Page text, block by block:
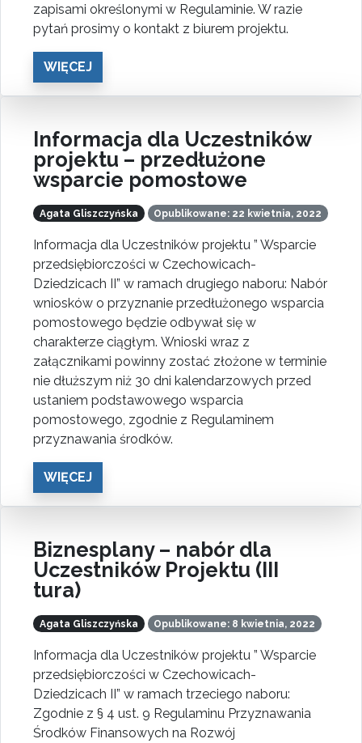
zapisami określonymi w Regulaminie. W razie
pytań prosimy o kontakt z biurem projektu.
WIĘCEJ
Informacja dla Uczestników
projektu – przedłużone
wsparcie pomostowe
Agata Gliszczyńska Opublikowane: 22 kwietnia, 2022
Informacja dla Uczestników projektu ” Wsparcie
przedsiębiorczości w Czechowicach-
Dziedzicach II” w ramach drugiego naboru: Nabór
wniosków o przyznanie przedłużonego wsparcia
pomostowego będzie odbywał się w
charakterze ciągłym. Wnioski wraz z
załącznikami powinny zostać złożone w terminie
nie dłuższym niż 30 dni kalendarzowych przed
ustaniem podstawowego wsparcia
pomostowego, zgodnie z Regulaminem
przyznawania środków.
WIĘCEJ
Biznesplany – nabór dla
Uczestników Projektu (III
tura)
Agata Gliszczyńska Opublikowane: 8 kwietnia, 2022
Informacja dla Uczestników projektu ” Wsparcie
przedsiębiorczości w Czechowicach-
Dziedzicach II” w ramach trzeciego naboru:
Zgodnie z § 4 ust. 9 Regulaminu Przyznawania
Środków Finansowych na Rozwój